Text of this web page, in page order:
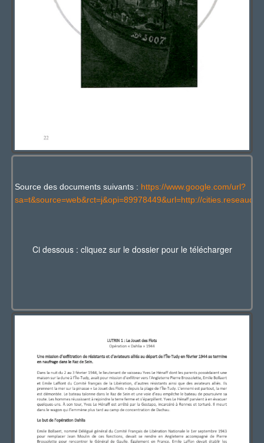
Source des documents suivants : https://www.google.com/url?
sa=t&source=web&rct=j&opi=89978449&url=http://
Ci dessous : cliquez sur le dossier pour le télécharger